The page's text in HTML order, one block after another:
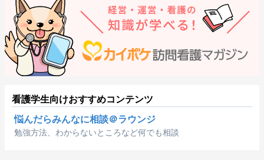
看護学生向けおすすめコンテンツ
悩んだらみんなに相談＠ラウンジ
勉強方法、わからないところなど何でも相談